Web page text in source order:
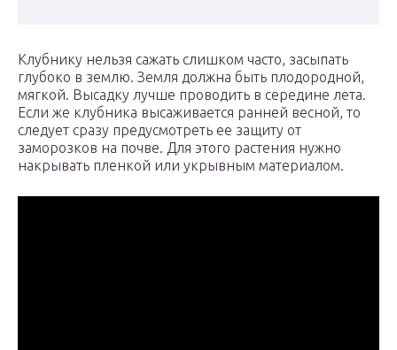
Клубнику нельзя сажать слишком часто, засыпать
глубоко в землю. Земля должна быть плодородной,
мягкой. Высадку лучше проводить в середине лета.
Если же клубника высаживается ранней весной, то
следует сразу предусмотреть ее защиту от
заморозков на почве. Для этого растения нужно
накрывать пленкой или укрывным материалом.